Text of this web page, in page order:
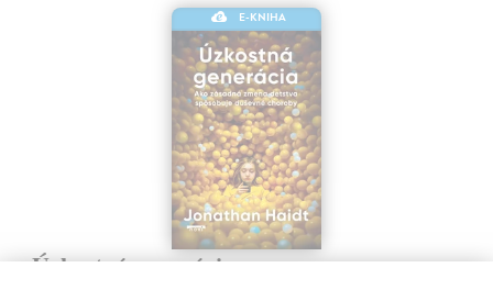
E-KNIHA
Úzkostná generácia